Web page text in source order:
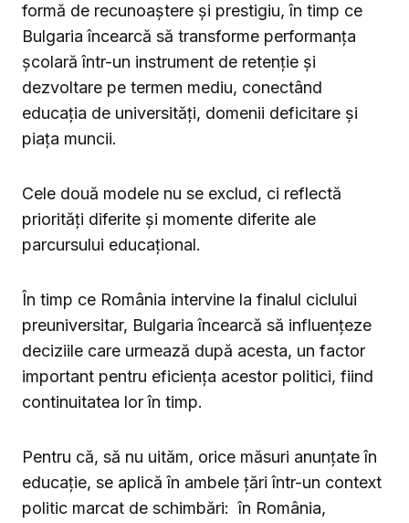
formă de recunoaștere și prestigiu, în timp ce
Bulgaria încearcă să transforme performanța
școlară într-un instrument de retenție și
dezvoltare pe termen mediu, conectând
educația de universități, domenii deficitare și
piața muncii.
Cele două modele nu se exclud, ci reflectă
priorități diferite și momente diferite ale
parcursului educațional.
În timp ce România intervine la finalul ciclului
preuniversitar, Bulgaria încearcă să influențeze
deciziile care urmează după acesta, un factor
important pentru eficiența acestor politici, fiind
continuitatea lor în timp.
Pentru că, să nu uităm, orice măsuri anunțate în
educație, se aplică în ambele țări într-un context
politic marcat de schimbări: în România,